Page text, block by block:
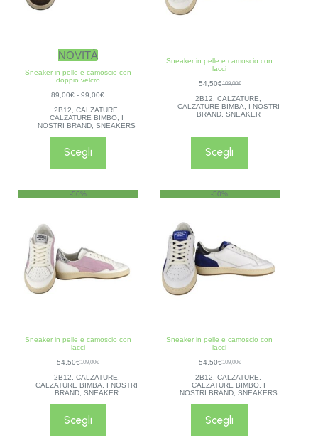
NOVITÀ
Sneaker in pelle e camoscio con
doppio velcro
89,00€ - 99,00€
2B12
CALZATURE
CALZATURE BIMBO
I
NOSTRI BRAND ,SNEAKERS
Scegli
Sneaker in pelle e camoscio con
lacci
109,00€
54,50€
2B12
,CALZATURE
CALZATURE BIMBA
I NOSTRI
BRAND, SNEAKER
Scegli
-50%
Sneaker in pelle e camoscio con
lacci
109,00€
54,50€
2B12, CALZATURE,
CALZATURE BIMBA,
I NOSTRI
BRAND,SNEAKER
Scegli
-50%
Sneaker in pelle e camoscio con
lacci
109,00€
54,50€
2B12,CALZATURE,
CALZATURE BIMBO,
NOSTRI BRAND, SNEAKERS
Scegli